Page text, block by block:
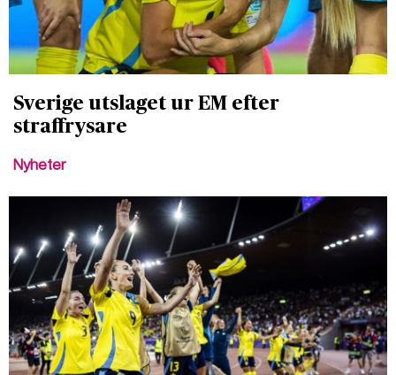
Sverige utslaget ur EM efter
straffrysare
Nyheter